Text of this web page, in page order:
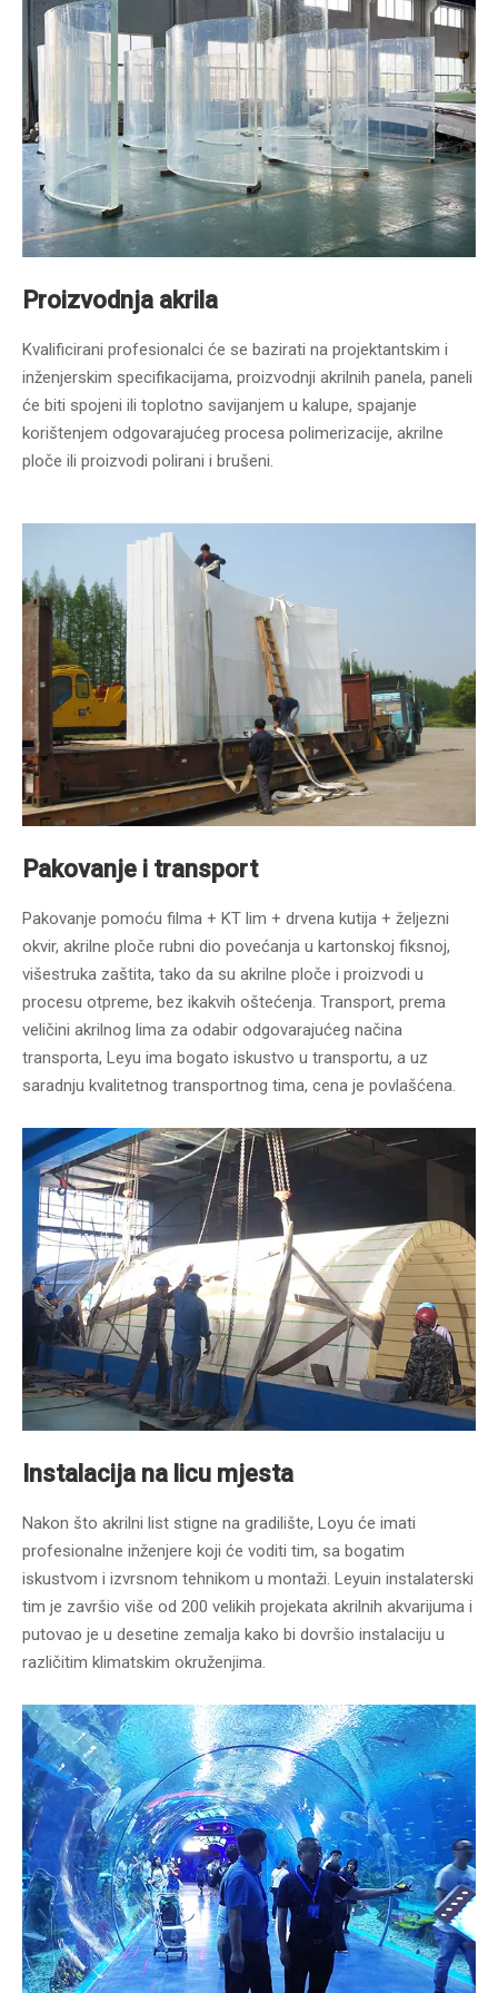
Proizvodnja akrila
Kvalificirani profesionalci će se bazirati na projektantskim i
inženjerskim specifikacijama, proizvodnji akrilnih panela, paneli
će biti spojeni ili toplotno savijanjem u kalupe, spajanje
korištenjem odgovarajućeg procesa polimerizacije, akrilne
ploče ili proizvodi polirani i brušeni.
Pakovanje i transport
Pakovanje pomoću filma + KT lim + drvena kutija + željezni
okvir, akrilne ploče rubni dio povećanja u kartonskoj fiksnoj,
višestruka zaštita, tako da su akrilne ploče i proizvodi u
procesu otpreme, bez ikakvih oštećenja. Transport, prema
veličini akrilnog lima za odabir odgovarajućeg načina
transporta, Leyu ima bogato iskustvo u transportu, a uz
saradnju kvalitetnog transportnog tima, cena je povlašćena.
Instalacija na licu mjesta
Nakon što akrilni list stigne na gradilište, Loyu će imati
profesionalne inženjere koji će voditi tim, sa bogatim
iskustvom i izvrsnom tehnikom u montaži. Leyuin instalaterski
tim je završio više od 200 velikih projekata akrilnih akvarijuma i
putovao je u desetine zemalja kako bi dovršio instalaciju u
različitim klimatskim okruženjima.